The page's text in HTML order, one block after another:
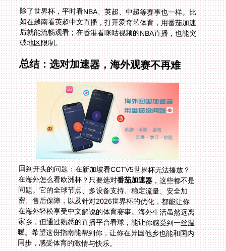
除了世界杯，平时看NBA、英超、中超等赛事也一样。比
如在越南看英超中文直播，打开爱奇艺体育，用番茄加速
后就能流畅观看；在香港看咪咕视频的NBA直播，也能突
破地区限制。
总结：选对加速器，海外观赛不再难
回到开头的问题：在新加坡看CCTV5世界杯无法播放？
在海外怎么看欧洲杯？只要选对番茄加速器，这些都不是
问题。它的全球节点、多设备支持、稳定流量、安全加
密、售后保障，以及针对2026世界杯的优化，都能让你
在海外轻松享受中文解说的体育赛事。海外生活虽然远离
家乡，但通过熟悉的直播平台看球，能让你感受到一丝温
暖。希望这份指南能帮到你，让你在异国他乡也能和国内
同步，感受体育的激情与快乐。